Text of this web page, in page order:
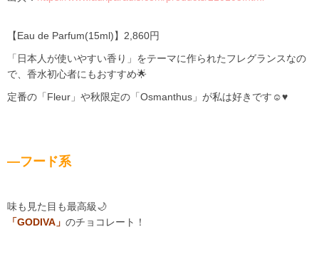
【Eau de Parfum(15ml)】2,860円
「日本人が使いやすい香り」をテーマに作られたフレグランスなの
で、香水初心者にもおすすめ🌟
定番の「Fleur」や秋限定の「Osmanthus」が私は好きです☺️♥️
―フード系
味も見た目も最高級🌙
「GODIVA」 のチョコレート！